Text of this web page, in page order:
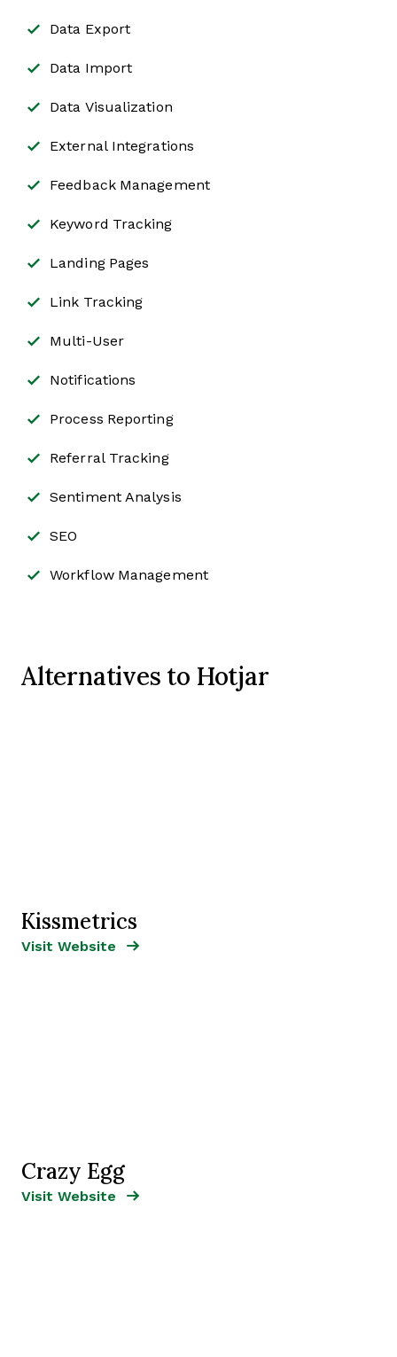
Data Export
Data Import
Data Visualization
External Integrations
Feedback Management
Keyword Tracking
Landing Pages
Link Tracking
Multi-User
Notifications
Process Reporting
Referral Tracking
Sentiment Analysis
SEO
Workflow Management
Alternatives to Hotjar
Kissmetrics
Opens new window
Visit Website Opens New Window
Crazy Egg
Opens new window
Visit Website Opens New Window